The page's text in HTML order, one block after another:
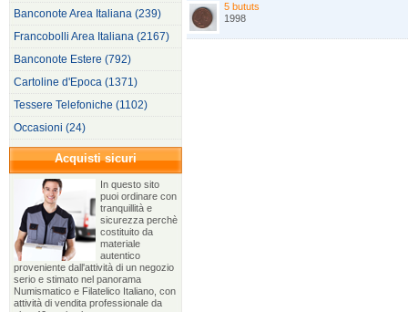
Banconote Area Italiana (239)
Francobolli Area Italiana (2167)
Banconote Estere (792)
Cartoline d'Epoca (1371)
Tessere Telefoniche (1102)
Occasioni (24)
Acquisti sicuri
In questo sito
puoi ordinare con
tranquillità e
sicurezza perchè
costituito da
materiale
autentico
proveniente dall'attività di un negozio
serio e stimato nel panorama
Numismatico e Filatelico Italiano, con
attività di vendita professionale da
5 bututs
1998